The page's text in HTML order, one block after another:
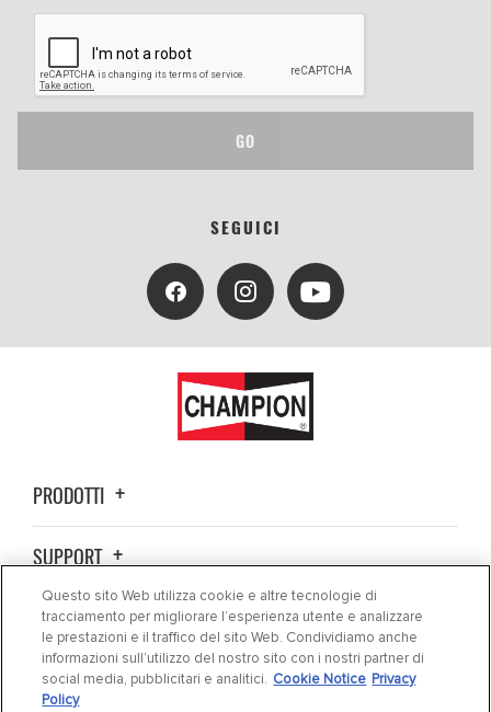
GO
SEGUICI
PRODOTTI
SUPPORT
CHI SIAMO
CONTATTO
Questo sito Web utilizza cookie e altre tecnologie di
tracciamento per migliorare l’esperienza utente e analizzare
le prestazioni e il traffico del sito Web. Condividiamo anche
informazioni sull’utilizzo del nostro sito con i nostri partner di
social media, pubblicitari e analitici. Cookie Notice Privacy
Policy